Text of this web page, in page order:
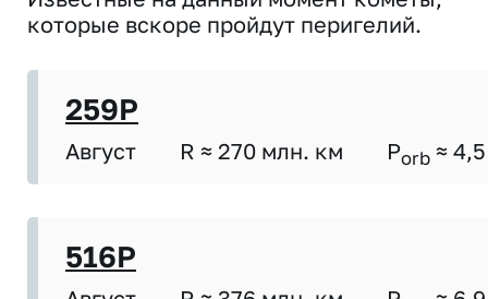
которые вскоре пройдут перигелий.
259P
Август R ≈ 270 млн. км Porb ≈ 4,5
516P